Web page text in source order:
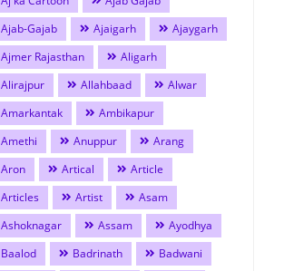
Ajab-Gajab
Ajaigarh
Ajaygarh
Ajmer Rajasthan
Aligarh
Alirajpur
Allahbaad
Alwar
Amarkantak
Ambikapur
Amethi
Anuppur
Arang
Aron
Artical
Article
Articles
Artist
Asam
Ashoknagar
Assam
Ayodhya
Baalod
Badrinath
Badwani